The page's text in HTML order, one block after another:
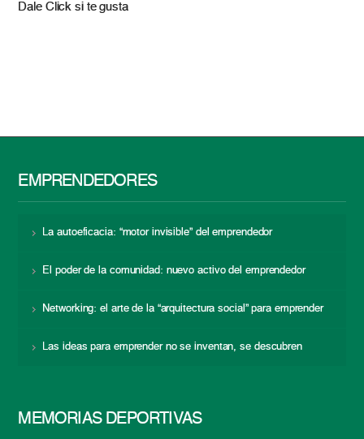
Dale Click si te gusta
EMPRENDEDORES
La autoeficacia: “motor invisible” del emprendedor
El poder de la comunidad: nuevo activo del emprendedor
Networking: el arte de la “arquitectura social” para emprender
Las ideas para emprender no se inventan, se descubren
MEMORIAS DEPORTIVAS